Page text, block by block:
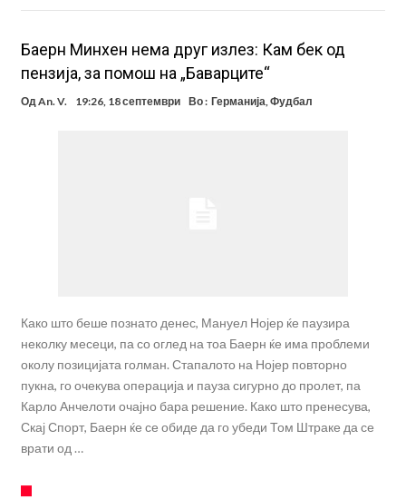
Баерн Минхен нема друг излез: Кам бек од
пензија, за помош на „Баварците“
Од An. V. 19:26, 18 септември Во : Германија Фудбал
Како што беше познато денес, Мануел Нојер ќе паузира
неколку месеци, па со оглед на тоа Баерн ќе има проблеми
околу позицијата голман. Стапалото на Нојер повторно
пукна, го очекува операција и пауза сигурно до пролет, па
Карло Анчелоти очајно бара решение. Како што пренесува,
Скај Спорт, Баерн ќе се обиде да го убеди Том Штраке да се
врати од …